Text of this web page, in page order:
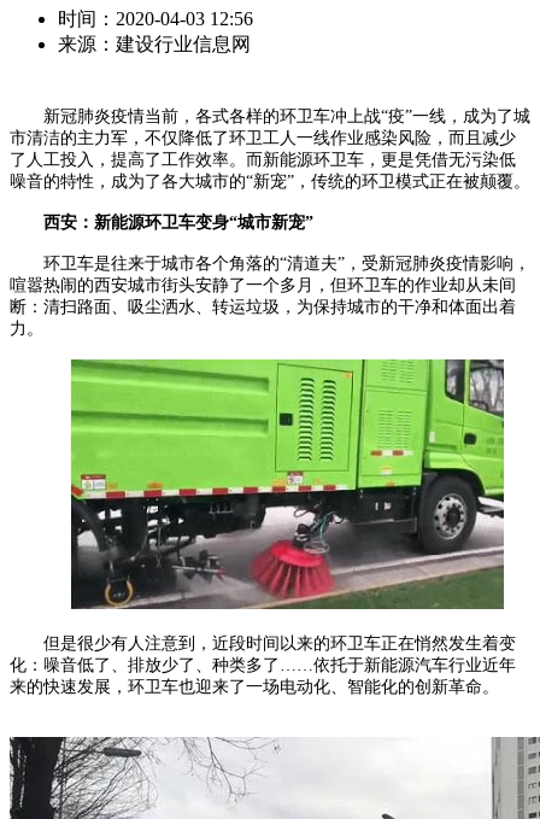
时间：2020-04-03 12:56
来源：建设行业信息网
新冠肺炎疫情当前，各式各样的环卫车冲上战“疫”一线，成为了城
市清洁的主力军，不仅降低了环卫工人一线作业感染风险，而且减少
了人工投入，提高了工作效率。而新能源环卫车，更是凭借无污染低
噪音的特性，成为了各大城市的“新宠”，传统的环卫模式正在被颠覆。
西安：新能源环卫车变身“城市新宠”
环卫车是往来于城市各个角落的“清道夫”，受新冠肺炎疫情影响，
喧嚣热闹的西安城市街头安静了一个多月，但环卫车的作业却从未间
断：清扫路面、吸尘洒水、转运垃圾，为保持城市的干净和体面出着
力。
但是很少有人注意到，近段时间以来的环卫车正在悄然发生着变
化：噪音低了、排放少了、种类多了……依托于新能源汽车行业近年
来的快速发展，环卫车也迎来了一场电动化、智能化的创新革命。